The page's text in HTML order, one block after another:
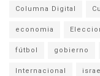
Columna Digital
economia
fútbol gobierno
Internacional israel